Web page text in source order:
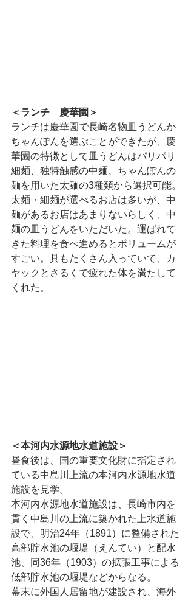
＜ランチ　慶華園＞
ランチは慶華園で長崎名物皿うどんか
ちゃんぽんを選ぶことができたが、慶
華園の特徴として皿うどんはパリパリ
細麺、独特触感の中麺、ちゃんぽんの
麺を用いた太麺の3種類から選択可能。
太麺・細麺が選べるお店は多いが、中
麺があるお店はあまりないらしく、中
麺の皿うどんをいただいた。運ばれて
きた料理を食べ進めるとボリュームが
すごい。具もたくさん入っていて、カ
ヤックとさるくで疲れた体を満たして
くれた。
＜本河内水源地水道施設＞
昼食後は、国の重要文化財に指定され
ている中島川上流の本河内水源地水道
施設を見学。
本河内水源地水道施設は、長崎市内を
貫く中島川の上流に築かれた上水道施
設で、明治24年（1891）に整備された
高部貯水池の堰堤（えんてい）と配水
池、同36年（1903）の拡張工事による
低部貯水池の堰堤などからなる。
幕末に外国人居留地が建設され、海外